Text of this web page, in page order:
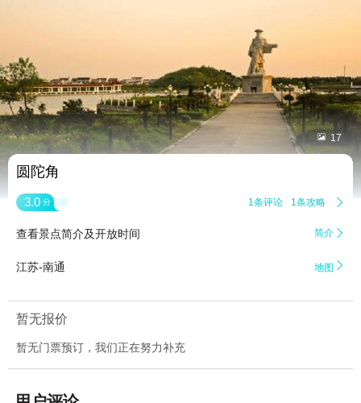
 17
圆陀角
3.0 分 1条评论 1条攻略 
查看景点简介及开放时间 简介 
江苏-南通 地图 
暂无报价
暂无门票预订，我们正在努力补充